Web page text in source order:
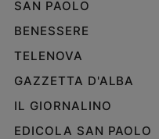
SAN PAOLO
BENESSERE
TELENOVA
GAZZETTA D'ALBA
IL GIORNALINO
EDICOLA SAN PAOLO